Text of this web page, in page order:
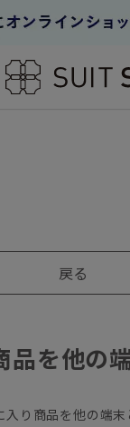
戻る
品を他の
入り商品を他の端